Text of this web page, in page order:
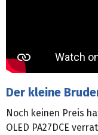
Der kleine
Noch keinen Preis
OLED PA27DCE